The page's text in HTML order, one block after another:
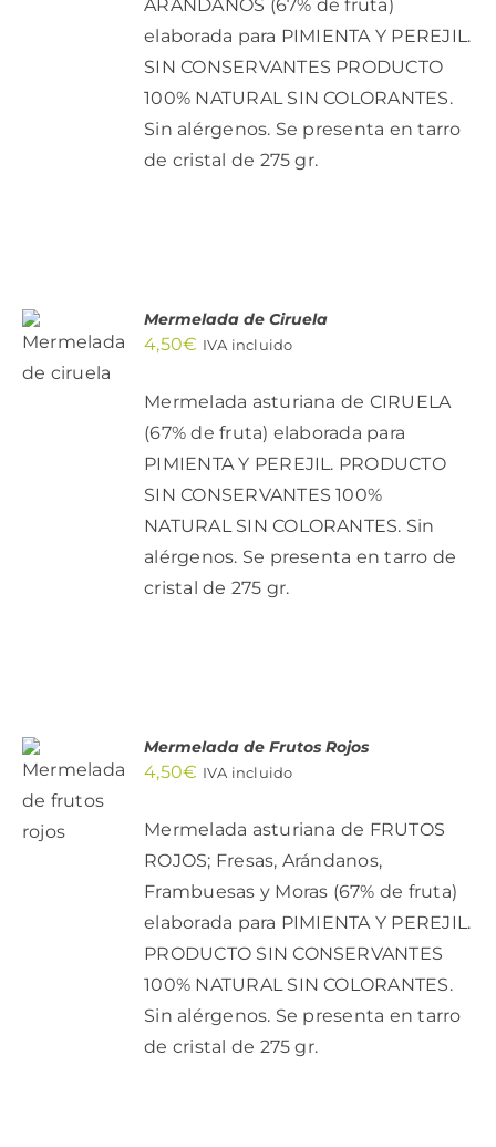
ARÁNDANOS (67% de fruta)
elaborada para PIMIENTA Y PEREJIL.
SIN CONSERVANTES PRODUCTO
100% NATURAL SIN COLORANTES.
Sin alérgenos. Se presenta en tarro
de cristal de 275 gr.
/
Mermelada de Ciruela
4,50€ IVA incluido
Mermelada asturiana de CIRUELA
(67% de fruta) elaborada para
PIMIENTA Y PEREJIL. PRODUCTO
SIN CONSERVANTES 100%
NATURAL SIN COLORANTES. Sin
alérgenos. Se presenta en tarro de
cristal de 275 gr.
AL
CARRITO
DETALLES
Mermelada de Frutos Rojos
4,50€ IVA incluido
Mermelada asturiana de FRUTOS
ROJOS; Fresas, Arándanos,
Frambuesas y Moras (67% de fruta)
elaborada para PIMIENTA Y PEREJIL.
PRODUCTO SIN CONSERVANTES
100% NATURAL SIN COLORANTES.
Sin alérgenos. Se presenta en tarro
de cristal de 275 gr.